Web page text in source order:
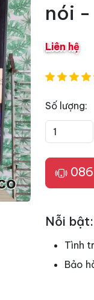
nói -
Liên hệ
Số lượng:
Nỗi bật:
Tình
Bảo